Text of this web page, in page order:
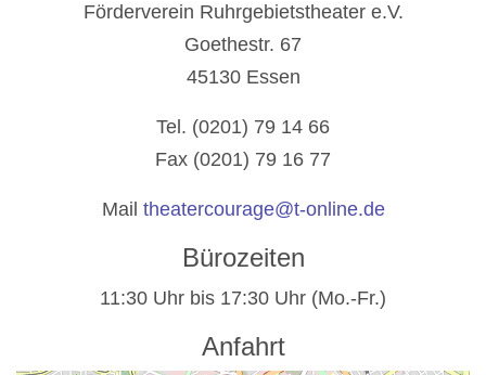
Förderverein Ruhrgebietstheater e.V.
Goethestr. 67
45130 Essen
Tel. (0201) 79 14 66
Fax (0201) 79 16 77
Mail theatercourage@t-online.de
Bürozeiten
11:30 Uhr bis 17:30 Uhr (Mo.-Fr.)
Anfahrt